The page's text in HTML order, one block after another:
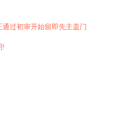
过初审开始留即先主盖门
!